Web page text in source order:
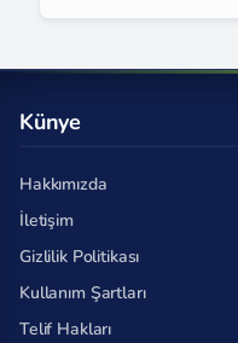
Künye
Hakkımızda
İletişim
Gizlilik Politikası
Kullanım Şartları
Telif Hakları